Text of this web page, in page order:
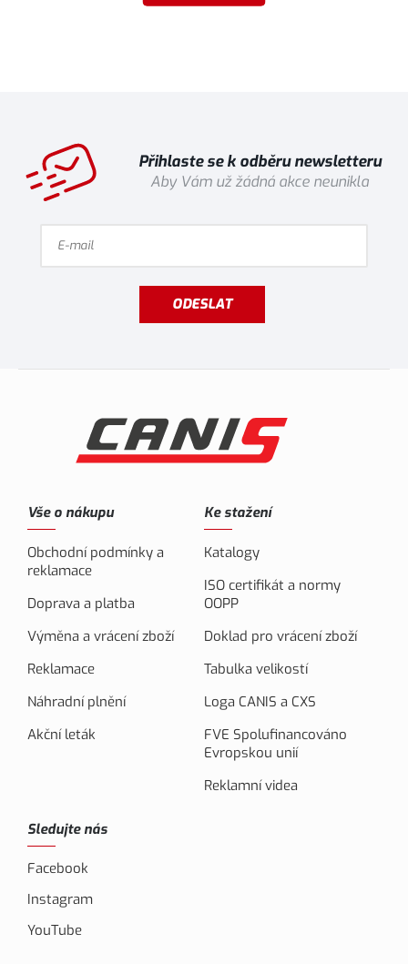
Přihlaste se k odběru newsletteru
Aby Vám už žádná akce neunikla
ODESLAT
Vše o nákupu
Obchodní podmínky a
reklamace
Doprava a platba
Výměna a vrácení zboží
Reklamace
Náhradní plnění
Akční leták
Ke stažení
Katalogy
ISO certifikát a normy
OOPP
Doklad pro vrácení zboží
Tabulka velikostí
Loga CANIS a CXS
FVE Spolufinancováno
Evropskou unií
Reklamní videa
Sledujte nás
Facebook
Instagram
YouTube